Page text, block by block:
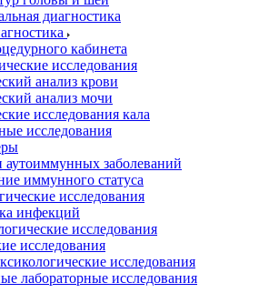
диагностика
кабинета
исследования
анализ крови
анализ мочи
исследования кала
исследования
заболеваний
иммунного статуса
исследования
инфекций
исследования
исследования
исследования
лабораторные исследования